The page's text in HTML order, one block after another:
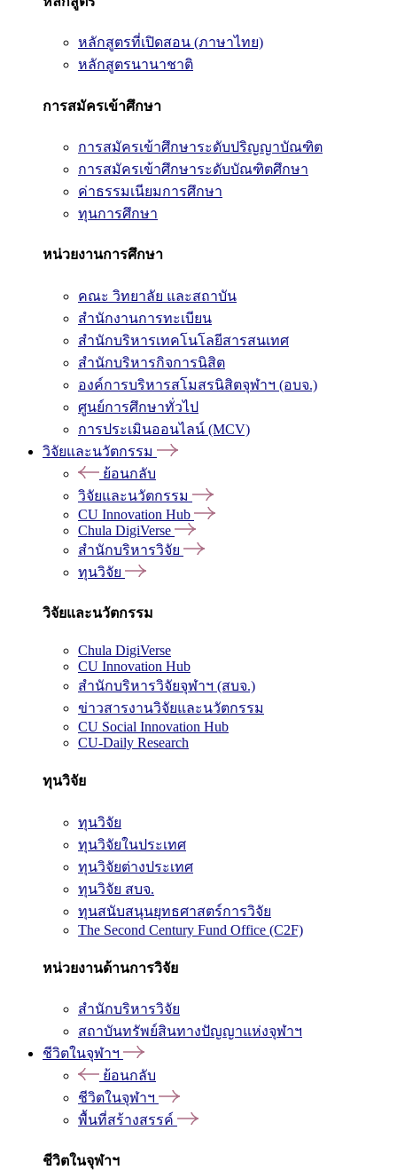
หลักสูตรที่เปิดสอน (ภาษาไทย)
หลักสูตรนานาชาติ
การสมัครเข้าศึกษา
การสมัครเข้าศึกษาระดับปริญญาบัณฑิต
การสมัครเข้าศึกษาระดับบัณฑิตศึกษา
ค่าธรรมเนียมการศึกษา
ทุนการศึกษา
หน่วยงานการศึกษา
คณะ วิทยาลัย และสถาบัน
สำนักงานการทะเบียน
สำนักบริหารเทคโนโลยีสารสนเทศ
สำนักบริหารกิจการนิสิต
องค์การบริหารสโมสรนิสิตจุฬาฯ (อบจ.)
ศูนย์การศึกษาทั่วไป
การประเมินออนไลน์ (MCV)
วิจัยและนวัตกรรม
ย้อนกลับ
วิจัยและนวัตกรรม
CU Innovation Hub
Chula DigiVerse
สำนักบริหารวิจัย
ทุนวิจัย
วิจัยและนวัตกรรม
Chula DigiVerse
CU Innovation Hub
สำนักบริหารวิจัยจุฬาฯ (สบจ.)
ข่าวสารงานวิจัยและนวัตกรรม
CU Social Innovation Hub
CU-Daily Research
ทุนวิจัย
ทุนวิจัย
ทุนวิจัยในประเทศ
ทุนวิจัยต่างประเทศ
ทุนวิจัย สบจ.
ทุนสนับสนุนยุทธศาสตร์การวิจัย
The Second Century Fund Office (C2F)
หน่วยงานด้านการวิจัย
สำนักบริหารวิจัย
สถาบันทรัพย์สินทางปัญญาแห่งจุฬาฯ
ชีวิตในจุฬาฯ
ย้อนกลับ
ชีวิตในจุฬาฯ
พื้นที่สร้างสรรค์
ชีวิตในจุฬาฯ